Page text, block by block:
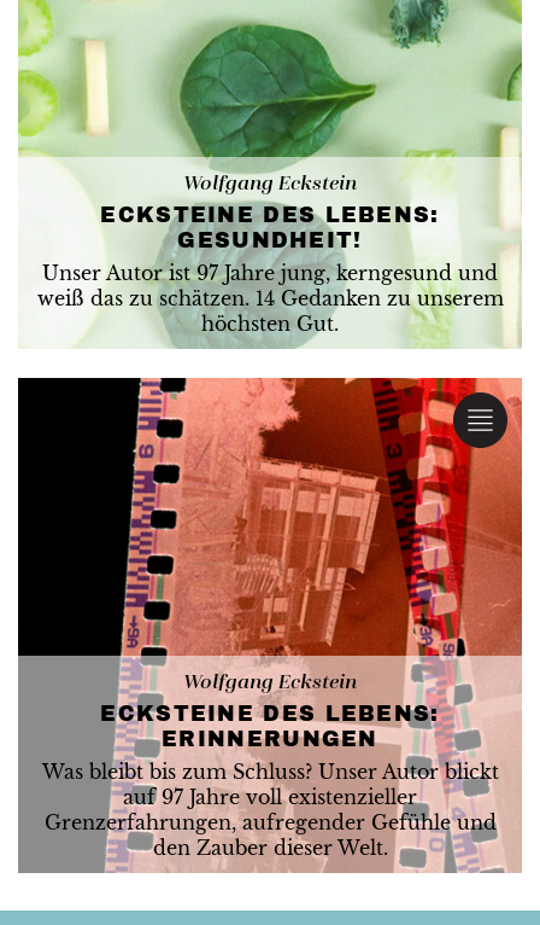
Wolfgang Eckstein
ECKSTEINE DES LEBENS:
GESUNDHEIT!
Unser Autor ist 97 Jahre jung, kerngesund und
weiß das zu schätzen. 14 Gedanken zu unserem
höchsten Gut.
Wolfgang Eckstein
ECKSTEINE DES LEBENS:
ERINNERUNGEN
Was bleibt bis zum Schluss? Unser Autor blickt
auf 97 Jahre voll existenzieller
Grenzerfahrungen, aufregender Gefühle und
den Zauber dieser Welt.